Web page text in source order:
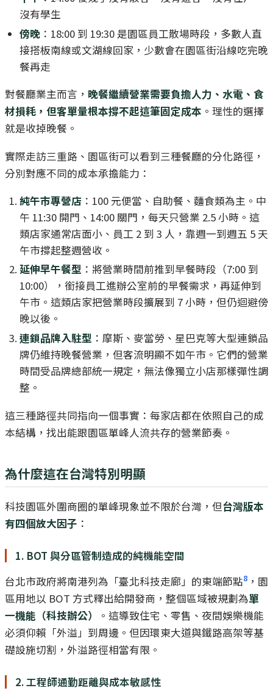
沒有學生
傍晚 ：18:00 到 19:30 是園區員工散場時段，多數人直
接搭板南線或文湖線回家，少數會在園區街沿線吃完晚
餐再走
對餐廳業主而言， 晚餐繼續營業需要負擔人力、水電、食
材損耗，但客單量根本撐不起這筆固定成本 。理性的選擇
就是收掉晚餐。
實際走訪三重路、園區街可以看到三種餐廳的分化路徑，
分別對應不同的成本承擔能力：
純午市專營店 ：100 元便當、自助餐、麵食類為主。中
午 11:30 開門、14:00 關門，每天只營業 2.5 小時。這
類店家通常店面小、員工 2 到 3 人，靠週一到週五 5 天
午市撐起整週營收。
延伸早午餐型 ：將營業時間前推到早餐時段（7:00 到
10:00），銜接員工進辦公室前的早餐需求，再延伸到
午市。這類店家把營業時段擴展到 7 小時，但仍迴避傍
晚以後。
連鎖品牌入駐型 ：摩斯、麥當勞、星巴克等大型連鎖品
牌仍維持晚餐營業，但客流明顯不如午市。它們的營業
時間受品牌總部統一規定，無法像獨立小店那樣彈性調
整。
這三種路徑共同指向一個事實：每家店都在依照自己的成
本結構，找出能跟園區單峰人流共存的營業節奏。
為什麼這在台灣特別明顯
科技園區外圍商圈的單峰現象並不限於台灣，但台灣版本
有四個放大因子 ：
1. BOT 與分區管制造成的純機能空間
台北市政府將南港列為「臺北科技走廊」的東端節點8 ，園
區用地以 BOT 方式釋出給開發商，整個區域被規劃為單
一機能（科技辦公）
。這導致住宅、零售、夜間娛樂機能
必須仰賴「外溢」到周邊。但因環東大道與鐵路高架等基
礎設施切割，外溢路徑相當有限。
2. 工程師通勤距離與成本敏感性